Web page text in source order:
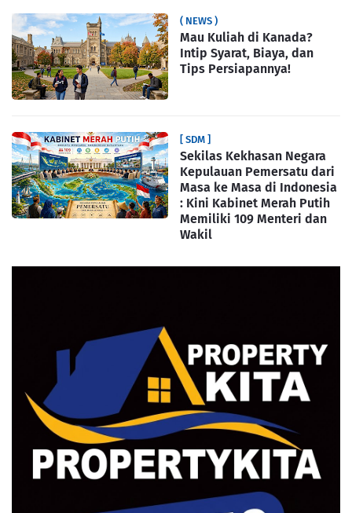
( NEWS )
Mau Kuliah di Kanada?
Intip Syarat, Biaya, dan
Tips Persiapannya!
[ SDM ]
Sekilas Kekhasan Negara
Kepulauan Pemersatu dari
Masa ke Masa di Indonesia
: Kini Kabinet Merah Putih
Memiliki 109 Menteri dan
Wakil